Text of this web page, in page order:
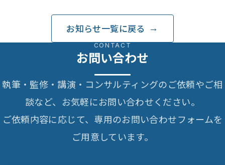
お知らせ一覧に戻る
CONTACT
お問い合わせ
執筆・監修・講演・コンサルティングのご依頼やご相
談など、お気軽にお問い合わせください。
ご依頼内容に応じて、専用のお問い合わせフォームを
ご用意しています。